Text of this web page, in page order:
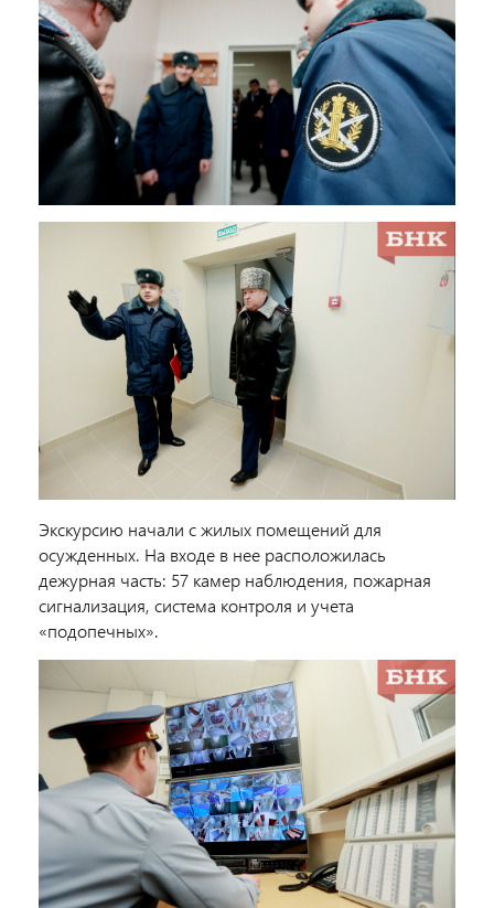
Экскурсию начали с жилых помещений для
осужденных. На входе в нее расположилась
дежурная часть: 57 камер наблюдения, пожарная
сигнализация, система контроля и учета
«подопечных».